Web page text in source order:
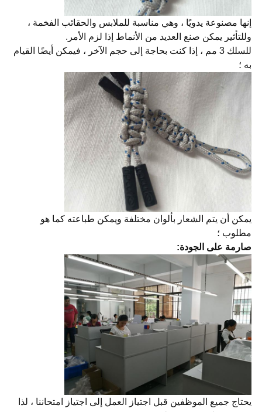
إنها مصنوعة يدويًا ، وهي مناسبة للملابس والحقائب الفخمة ،
وللتأثير يمكن صنع العديد من الأنماط إذا لزم الأمر.
للسلك 3 مم ، إذا كنت بحاجة إلى حجم الآخر ، فيمكن أيضًا القيام
به ؛
يمكن أن يتم الشعار بألوان مختلفة ويمكن طباعته كما هو
مطلوب ؛
صارمة على الجودة:
يحتاج جميع الموظفين قبل اجتياز العمل إلى اجتياز امتحاننا ، لذا